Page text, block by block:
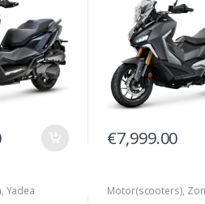
€7,999.00
, Yadea Motor(scooters),